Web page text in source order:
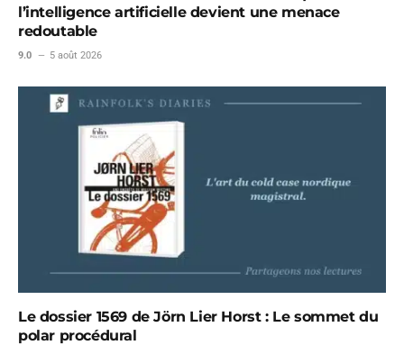
l’intelligence artificielle devient une menace
redoutable
9.0 5 août 2026
Le dossier 1569 de Jörn Lier Horst : Le sommet du
polar procédural